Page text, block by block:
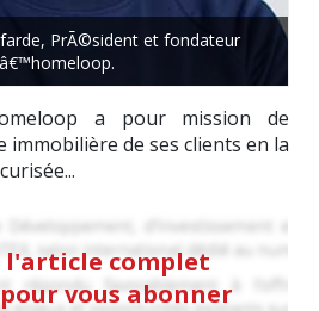
PrÃ©sident et fondateur
a pour mission de
immobilière de ses clients en la
l'article complet
vous abonner